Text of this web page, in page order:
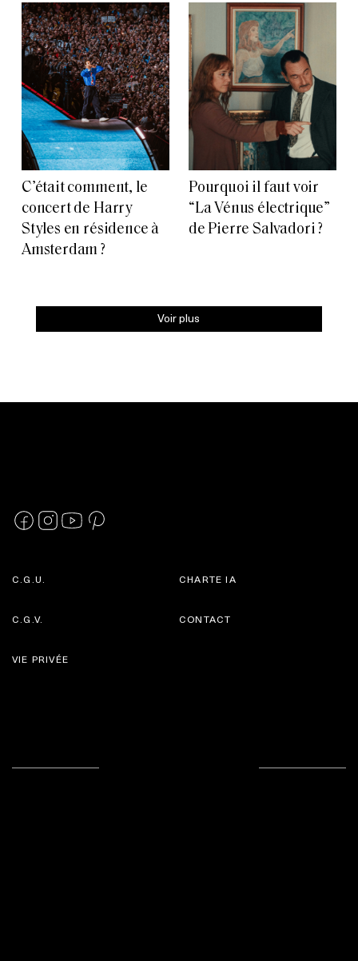
C’était comment, le
concert de Harry
Styles en résidence à
Amsterdam ?
Pourquoi il faut voir
“La Vénus électrique”
de Pierre Salvadori ?
Voir plus
C.G.U.
C.G.V.
CHARTE IA
CONTACT
VIE PRIVÉE